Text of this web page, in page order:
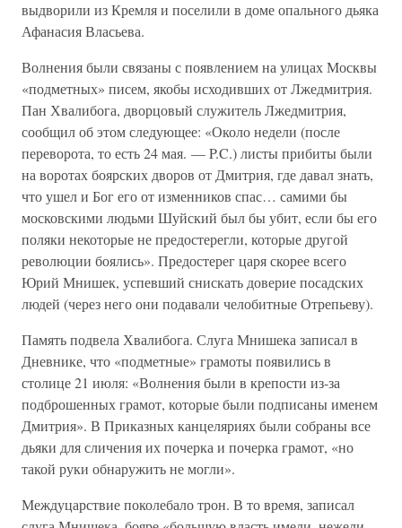
выдворили из Кремля и поселили в доме опального дьяка
Афанасия Власьева.
Волнения были связаны с появлением на улицах Москвы
«подметных» писем, якобы исходивших от Лжедмитрия.
Пан Хвалибога, дворцовый служитель Лжедмитрия,
сообщил об этом следующее: «Около недели (после
переворота, то есть 24 мая. — P.C.) листы прибиты были
на воротах боярских дворов от Дмитрия, где давал знать,
что ушел и Бог его от изменников спас… самими бы
московскими людьми Шуйский был бы убит, если бы его
поляки некоторые не предостерегли, которые другой
революции боялись». Предостерег царя скорее всего
Юрий Мнишек, успевший снискать доверие посадских
людей (через него они подавали челобитные Отрепьеву).
Память подвела Хвалибога. Слуга Мнишека записал в
Дневнике, что «подметные» грамоты появились в
столице 21 июля: «Волнения были в крепости из-за
подброшенных грамот, которые были подписаны именем
Дмитрия». В Приказных канцеляриях были собраны все
дьяки для сличения их почерка и почерка грамот, «но
такой руки обнаружить не могли».
Междуцарствие поколебало трон. В то время, записал